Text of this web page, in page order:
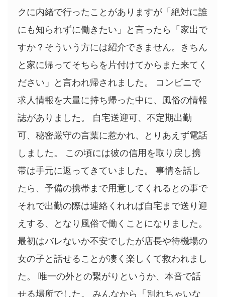
クに内緒で行ったことがありますが「絶対に誰
にも知られずに働きたい」と言ったら「家出で
すか？そういう方には紹介できません。きちん
と家に帰ってそちらを片付けてからまた来てく
ださい」と言われ帰されました。 コンビニで
求人情報を大量に持ち帰った中に、風俗の情報
誌がありました。 自宅送迎可、不定期出勤
可、秘密厳守の言葉に惹かれ、とりあえず電話
しました。 この頃には彼の信用を取り戻し携
帯は手元に返ってきていました。 事情を話し
たら、予備の携帯まで用意してくれるとの事で
それで出勤の際は連絡くれれば自宅まで送り迎
えする、となり風俗で働くことになりました。
最初はバレないか不安でしたが店長や待機場の
女の子と話せることが凄く楽しくて救われまし
た。 唯一の外との繋がりというか、本音で話
せる場所でした。 みんなから「別れちゃいな